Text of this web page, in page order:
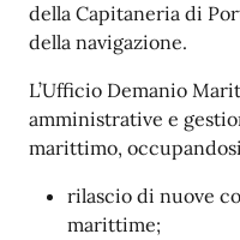
della Capitaneria di
della navigazione.
L’Ufficio Demanio
amministrative e
marittimo,
rilascio di nuove
marittime;